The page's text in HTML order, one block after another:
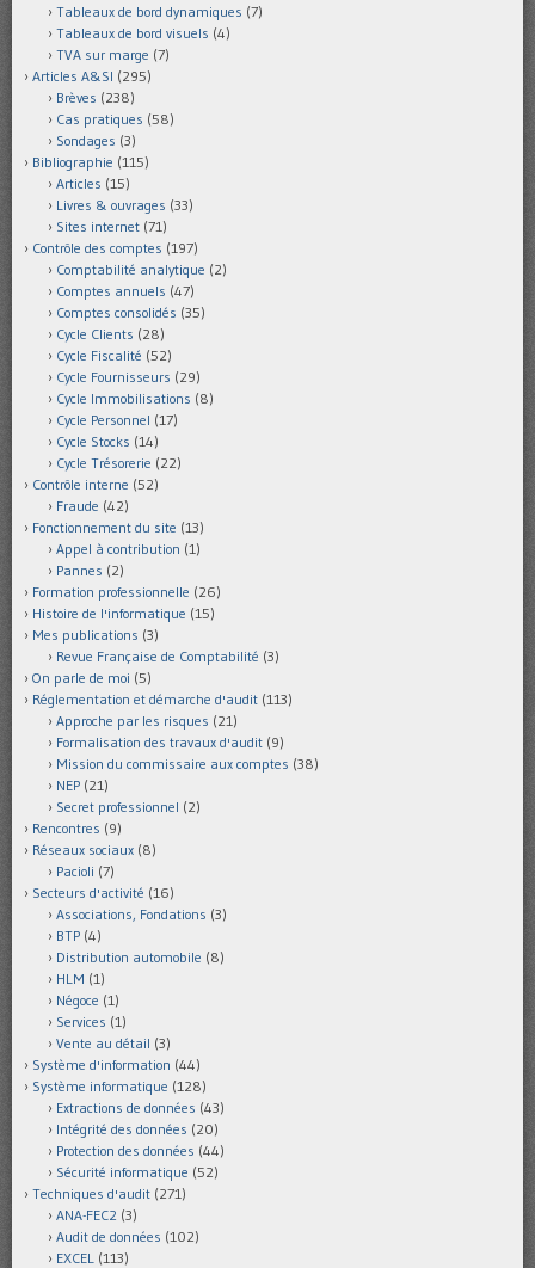
Tableaux de bord dynamiques (7)
Tableaux de bord visuels (4)
TVA sur marge (7)
Articles A&SI (295)
Brèves (238)
Cas pratiques (58)
Sondages (3)
Bibliographie (115)
Articles (15)
Livres & ouvrages (33)
Sites internet (71)
Contrôle des comptes (197)
Comptabilité analytique (2)
Comptes annuels (47)
Comptes consolidés (35)
Cycle Clients (28)
Cycle Fiscalité (52)
Cycle Fournisseurs (29)
Cycle Immobilisations (8)
Cycle Personnel (17)
Cycle Stocks (14)
Cycle Trésorerie (22)
Contrôle interne (52)
Fraude (42)
Fonctionnement du site (13)
Appel à contribution (1)
Pannes (2)
Formation professionnelle (26)
Histoire de l'informatique (15)
Mes publications (3)
Revue Française de Comptabilité (3)
On parle de moi (5)
Réglementation et démarche d'audit (113)
Approche par les risques (21)
Formalisation des travaux d'audit (9)
Mission du commissaire aux comptes (38)
NEP (21)
Secret professionnel (2)
Rencontres (9)
Réseaux sociaux (8)
Pacioli (7)
Secteurs d'activité (16)
Associations, Fondations (3)
BTP (4)
Distribution automobile (8)
HLM (1)
Négoce (1)
Services (1)
Vente au détail (3)
Système d'information (44)
Système informatique (128)
Extractions de données (43)
Intégrité des données (20)
Protection des données (44)
Sécurité informatique (52)
Techniques d'audit (271)
ANA-FEC2 (3)
Audit de données (102)
EXCEL (113)